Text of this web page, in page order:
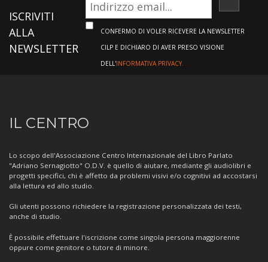
ISCRIVITI
ALLA
NEWSLETTER
CONFERMO DI VOLER RICEVERE LA NEWSLETTER
CILP E DICHIARO DI AVER PRESO VISIONE
DELL'INFORMATIVA PRIVACY.
Informazioni
sul
Centro
IL CENTRO
Lo scopo dell'Associazione Centro Internazionale del Libro Parlato
"Adriano Sernagiotto" O.D.V. è quello di aiutare, mediante gli audiolibri e
progetti specifici, chi è affetto da problemi visivi e/o cognitivi ad accostarsi
alla lettura ed allo studio.
Gli utenti possono richiedere la registrazione personalizzata dei testi,
anche di studio.
È possibile effettuare l'iscrizione come singola persona maggiorenne
oppure come genitore o tutore di minore.